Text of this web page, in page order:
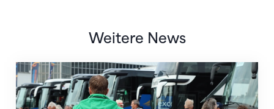
Weitere News
Twerenbold wird offizieller Reisepartner des STV